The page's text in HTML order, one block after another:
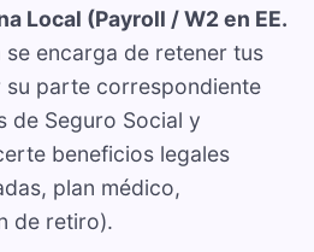
Local (Payroll / W2 en EE.
se encarga de retener tus
su parte correspondiente
de Seguro Social y
beneficios legales
plan médico,
de retiro).